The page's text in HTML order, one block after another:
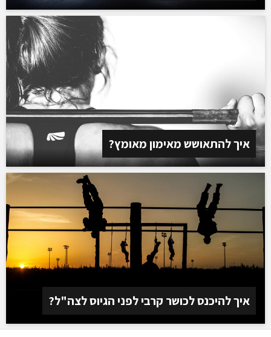
איך להתאושש מאימון מאומץ?
איך להיכנס לכושר קרבי לפני הגיוס לצה"ל?